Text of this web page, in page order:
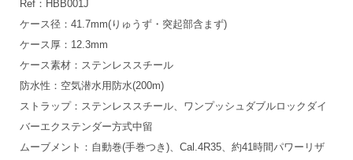
Ref：HBB001J
ケース径：41.7mm(りゅうず・突起部含まず)
ケース厚：12.3mm
ケース素材：ステンレススチール
防水性：空気潜水用防水(200m)
ストラップ：ステンレススチール、ワンプッシュダブルロックダイ
バーエクステンダー方式中留
ムーブメント：自動巻(手巻つき)、Cal.4R35、約41時間パワーリザ